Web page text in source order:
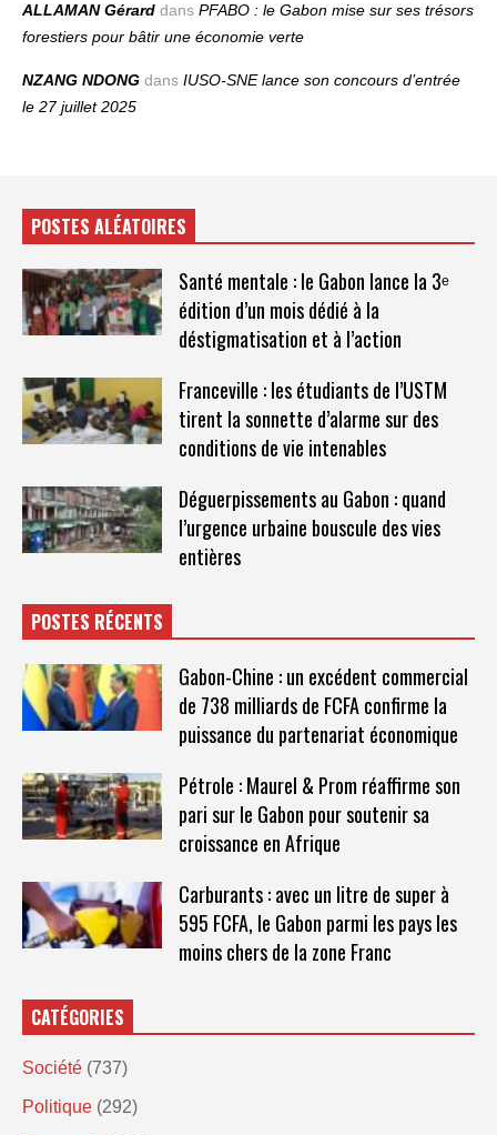
ALLAMAN Gérard dans PFABO : le Gabon mise sur ses trésors
forestiers pour bâtir une économie verte
NZANG NDONG dans IUSO‑SNE lance son concours d’entrée
le 27 juillet 2025
POSTES ALÉATOIRES
Santé mentale : le Gabon lance la 3ᵉ
édition d’un mois dédié à la
déstigmatisation et à l’action
Franceville : les étudiants de l’USTM
tirent la sonnette d’alarme sur des
conditions de vie intenables
Déguerpissements au Gabon : quand
l’urgence urbaine bouscule des vies
entières
POSTES RÉCENTS
Gabon-Chine : un excédent commercial
de 738 milliards de FCFA confirme la
puissance du partenariat économique
Pétrole : Maurel & Prom réaffirme son
pari sur le Gabon pour soutenir sa
croissance en Afrique
Carburants : avec un litre de super à
595 FCFA, le Gabon parmi les pays les
moins chers de la zone Franc
CATÉGORIES
Société (737)
Politique (292)